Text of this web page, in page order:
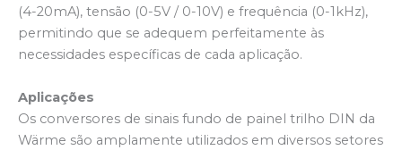
(4-20mA), tensão (0-5V / 0-10V) e frequência (0-1kHz),
permitindo que se adequem perfeitamente às
necessidades específicas de cada aplicação.
Aplicações
Os conversores de sinais fundo de painel trilho DIN da
Wärme são amplamente utilizados em diversos setores